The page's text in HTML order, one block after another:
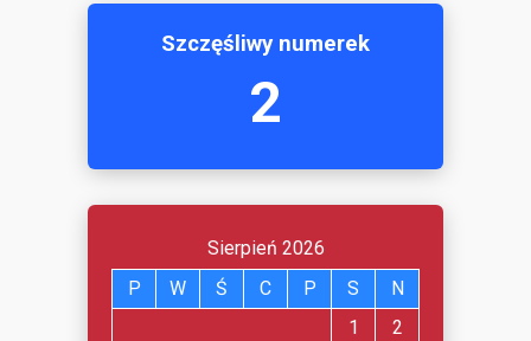
Szczęśliwy numerek
2
Sierpień 2026
P
W Ś C P S
N
1
2